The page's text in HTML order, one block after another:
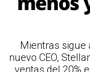
Mientras sigue
nuevo CEO,
ventas del 20%